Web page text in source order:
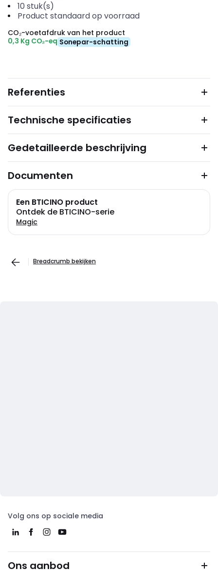
10 stuk(s)
Product standaard op voorraad
CO₂-voetafdruk van het product
0,3 Kg CO₂-eq Sonepar-schatting
Referenties
Technische specificaties
Gedetailleerde beschrijving
Documenten
Een BTICINO product
Ontdek de BTICINO-serie
Magic
Breadcrumb bekijken
Volg ons op sociale media
Ons aanbod